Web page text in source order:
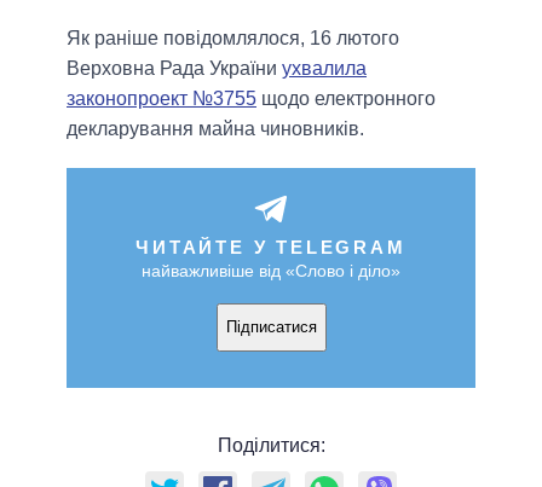
Як раніше повідомлялося, 16 лютого
Верховна Рада України ухвалила
законопроект №3755 щодо електронного
декларування майна чиновників.
ЧИТАЙТЕ У TELEGRAM
найважливіше від «Слово і діло»
Підписатися
Поділитися: